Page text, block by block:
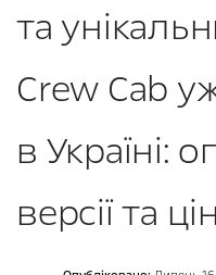
та
Crew Cab
в Україні:
версії та